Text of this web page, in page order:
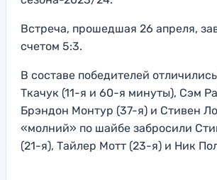
Встреча, прошедшая 26 апреля,
счетом 5:3.
В составе победителей
Ткачук (11-я и 60-я минуты), Сэм
Брэндон Монтур (37-я) и Стивен
«молний» по шайбе забросили
(21-я), Тайлер Мотт (23-я) и Ник